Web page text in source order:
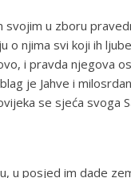
svojim u zboru
o njima svi koji ih
i pravda njegova
je Jahve i
se sjeća svoga
u posjed im dade